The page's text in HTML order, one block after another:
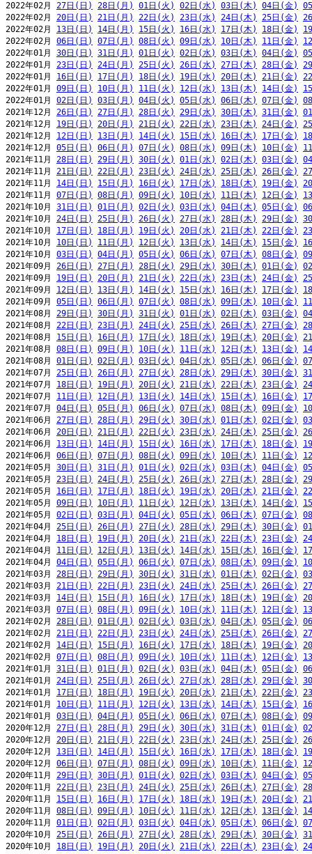
2022年02月 27日(日) 28日(月) 01日(火) 02日(水) 03日(木) 04日(金)
2022年02月 20日(日) 21日(月) 22日(火) 23日(水) 24日(木) 25日(金)
2022年02月 13日(日) 14日(月) 15日(火) 16日(水) 17日(木) 18日(金)
2022年02月 06日(日) 07日(月) 08日(火) 09日(水) 10日(木) 11日(金)
2022年01月 30日(日) 31日(月) 01日(火) 02日(水) 03日(木) 04日(金)
2022年01月 23日(日) 24日(月) 25日(火) 26日(水) 27日(木) 28日(金)
2022年01月 16日(日) 17日(月) 18日(火) 19日(水) 20日(木) 21日(金)
2022年01月 09日(日) 10日(月) 11日(火) 12日(水) 13日(木) 14日(金)
2022年01月 02日(日) 03日(月) 04日(火) 05日(水) 06日(木) 07日(金)
2021年12月 26日(日) 27日(月) 28日(火) 29日(水) 30日(木) 31日(金)
2021年12月 19日(日) 20日(月) 21日(火) 22日(水) 23日(木) 24日(金)
2021年12月 12日(日) 13日(月) 14日(火) 15日(水) 16日(木) 17日(金)
2021年12月 05日(日) 06日(月) 07日(火) 08日(水) 09日(木) 10日(金)
2021年11月 28日(日) 29日(月) 30日(火) 01日(水) 02日(木) 03日(金)
2021年11月 21日(日) 22日(月) 23日(火) 24日(水) 25日(木) 26日(金)
2021年11月 14日(日) 15日(月) 16日(火) 17日(水) 18日(木) 19日(金)
2021年11月 07日(日) 08日(月) 09日(火) 10日(水) 11日(木) 12日(金)
2021年10月 31日(日) 01日(月) 02日(火) 03日(水) 04日(木) 05日(金)
2021年10月 24日(日) 25日(月) 26日(火) 27日(水) 28日(木) 29日(金)
2021年10月 17日(日) 18日(月) 19日(火) 20日(水) 21日(木) 22日(金)
2021年10月 10日(日) 11日(月) 12日(火) 13日(水) 14日(木) 15日(金)
2021年10月 03日(日) 04日(月) 05日(火) 06日(水) 07日(木) 08日(金)
2021年09月 26日(日) 27日(月) 28日(火) 29日(水) 30日(木) 01日(金)
2021年09月 19日(日) 20日(月) 21日(火) 22日(水) 23日(木) 24日(金)
2021年09月 12日(日) 13日(月) 14日(火) 15日(水) 16日(木) 17日(金)
2021年09月 05日(日) 06日(月) 07日(火) 08日(水) 09日(木) 10日(金)
2021年08月 29日(日) 30日(月) 31日(火) 01日(水) 02日(木) 03日(金)
2021年08月 22日(日) 23日(月) 24日(火) 25日(水) 26日(木) 27日(金)
2021年08月 15日(日) 16日(月) 17日(火) 18日(水) 19日(木) 20日(金)
2021年08月 08日(日) 09日(月) 10日(火) 11日(水) 12日(木) 13日(金)
2021年08月 01日(日) 02日(月) 03日(火) 04日(水) 05日(木) 06日(金)
2021年07月 25日(日) 26日(月) 27日(火) 28日(水) 29日(木) 30日(金)
2021年07月 18日(日) 19日(月) 20日(火) 21日(水) 22日(木) 23日(金)
2021年07月 11日(日) 12日(月) 13日(火) 14日(水) 15日(木) 16日(金)
2021年07月 04日(日) 05日(月) 06日(火) 07日(水) 08日(木) 09日(金)
2021年06月 27日(日) 28日(月) 29日(火) 30日(水) 01日(木) 02日(金)
2021年06月 20日(日) 21日(月) 22日(火) 23日(水) 24日(木) 25日(金)
2021年06月 13日(日) 14日(月) 15日(火) 16日(水) 17日(木) 18日(金)
2021年06月 06日(日) 07日(月) 08日(火) 09日(水) 10日(木) 11日(金)
2021年05月 30日(日) 31日(月) 01日(火) 02日(水) 03日(木) 04日(金)
2021年05月 23日(日) 24日(月) 25日(火) 26日(水) 27日(木) 28日(金)
2021年05月 16日(日) 17日(月) 18日(火) 19日(水) 20日(木) 21日(金)
2021年05月 09日(日) 10日(月) 11日(火) 12日(水) 13日(木) 14日(金)
2021年05月 02日(日) 03日(月) 04日(火) 05日(水) 06日(木) 07日(金)
2021年04月 25日(日) 26日(月) 27日(火) 28日(水) 29日(木) 30日(金)
2021年04月 18日(日) 19日(月) 20日(火) 21日(水) 22日(木) 23日(金)
2021年04月 11日(日) 12日(月) 13日(火) 14日(水) 15日(木) 16日(金)
2021年04月 04日(日) 05日(月) 06日(火) 07日(水) 08日(木) 09日(金)
2021年03月 28日(日) 29日(月) 30日(火) 31日(水) 01日(木) 02日(金)
2021年03月 21日(日) 22日(月) 23日(火) 24日(水) 25日(木) 26日(金)
2021年03月 14日(日) 15日(月) 16日(火) 17日(水) 18日(木) 19日(金)
2021年03月 07日(日) 08日(月) 09日(火) 10日(水) 11日(木) 12日(金)
2021年02月 28日(日) 01日(月) 02日(火) 03日(水) 04日(木) 05日(金)
2021年02月 21日(日) 22日(月) 23日(火) 24日(水) 25日(木) 26日(金)
2021年02月 14日(日) 15日(月) 16日(火) 17日(水) 18日(木) 19日(金)
2021年02月 07日(日) 08日(月) 09日(火) 10日(水) 11日(木) 12日(金)
2021年01月 31日(日) 01日(月) 02日(火) 03日(水) 04日(木) 05日(金)
2021年01月 24日(日) 25日(月) 26日(火) 27日(水) 28日(木) 29日(金)
2021年01月 17日(日) 18日(月) 19日(火) 20日(水) 21日(木) 22日(金)
2021年01月 10日(日) 11日(月) 12日(火) 13日(水) 14日(木) 15日(金)
2021年01月 03日(日) 04日(月) 05日(火) 06日(水) 07日(木) 08日(金)
2020年12月 27日(日) 28日(月) 29日(火) 30日(水) 31日(木) 01日(金)
2020年12月 20日(日) 21日(月) 22日(火) 23日(水) 24日(木) 25日(金)
2020年12月 13日(日) 14日(月) 15日(火) 16日(水) 17日(木) 18日(金)
2020年12月 06日(日) 07日(月) 08日(火) 09日(水) 10日(木) 11日(金)
2020年11月 29日(日) 30日(月) 01日(火) 02日(水) 03日(木) 04日(金)
2020年11月 22日(日) 23日(月) 24日(火) 25日(水) 26日(木) 27日(金)
2020年11月 15日(日) 16日(月) 17日(火) 18日(水) 19日(木) 20日(金)
2020年11月 08日(日) 09日(月) 10日(火) 11日(水) 12日(木) 13日(金)
2020年11月 01日(日) 02日(月) 03日(火) 04日(水) 05日(木) 06日(金)
2020年10月 25日(日) 26日(月) 27日(火) 28日(水) 29日(木) 30日(金)
2020年10月 18日(日) 19日(月) 20日(火) 21日(水) 22日(木) 23日(金)